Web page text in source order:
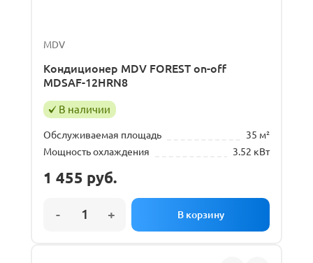
MDV
Кондиционер MDV FOREST on-off
MDSAF-12HRN8
В наличии
Обслуживаемая площадь
35 м²
Мощность охлаждения
3.52 кВт
1 455 руб.